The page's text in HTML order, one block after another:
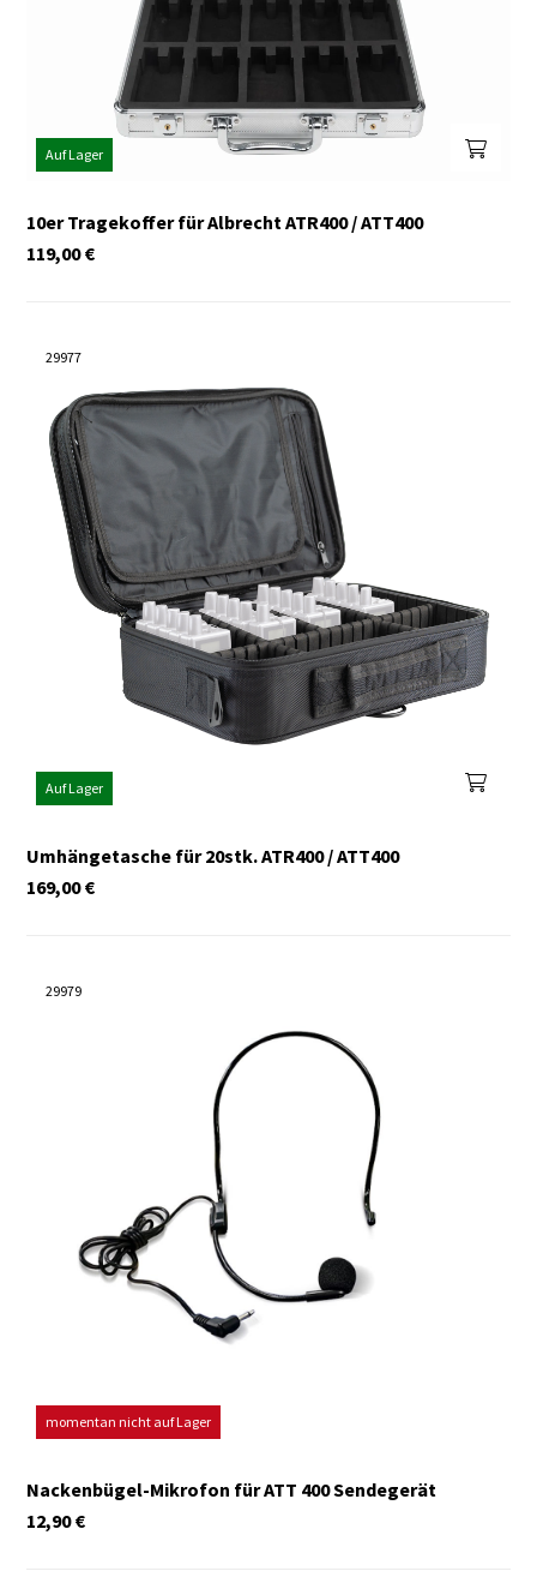
Auf Lager
10er Tragekoffer für Albrecht ATR400 / ATT400
€
119,00
29977
Auf Lager
Umhängetasche für 20stk. ATR400 / ATT400
€
169,00
29979
momentan nicht auf Lager
Nackenbügel-Mikrofon für ATT 400 Sendegerät
€
12,90